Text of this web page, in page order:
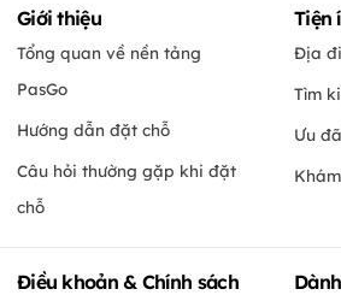
Giới thiệu
Tổng quan về nền tảng
PasGo
Hướng dẫn đặt chỗ
Câu hỏi thường gặp khi đặt
chỗ
Tiện
Địa
Tìm
Ưu
Điều khoản & Chính sách